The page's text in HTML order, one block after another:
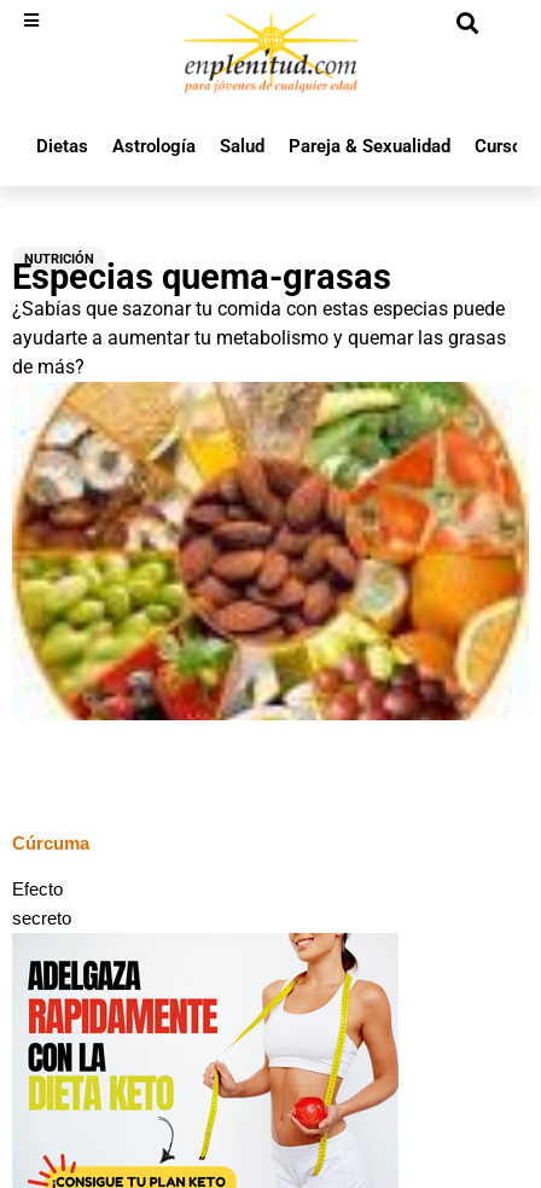
Dietas Astrología Salud Pareja & Sexualidad Cursos
NUTRICIÓN
Especias quema-grasas
¿Sabías que sazonar tu comida con estas especias puede
ayudarte a aumentar tu metabolismo y quemar las grasas
de más?
Cúrcuma
Efecto
secreto